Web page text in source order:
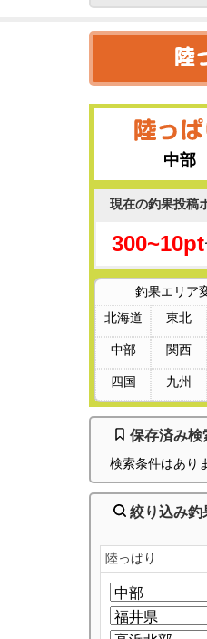
中部
現在の釣果投稿
300~10pt
釣果エリア
北海道
東北
中部 関西
四国 九州
保存済み検
検索条件はあり
絞り込み釣
陸っぱり